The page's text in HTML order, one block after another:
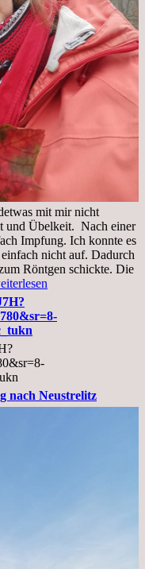
mit mir nicht
und Übelkeit. Nach einer
Impfung. Ich konnte es
nicht auf. Dadurch
Röntgen schickte. Die
nach Neustrelitz